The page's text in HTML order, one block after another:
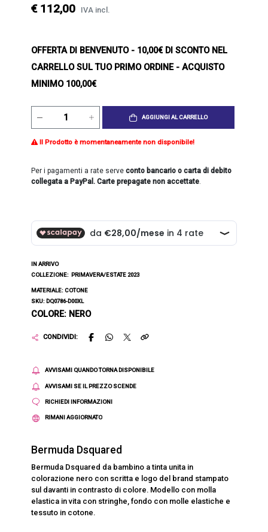
€ 112,00 IVA incl.
OFFERTA DI BENVENUTO- 10,00€ DI SCONTO NEL
CARRELLO SUL TUO PRIMO ORDINE - ACQUISTO
MINIMO 100,00€
AGGIUNGI AL CARRELLO
Il Prodotto è momentaneamente non disponibile!
Per i pagamenti a rate serveconto bancario o carta di debito
collegata a PayPal. Carte prepagate non accettate.
IN ARRIVO
COLLEZIONE: PRIMAVERA/ESTATE 2023
MATERIALE: COTONE
SKU: DQ0786-D00XL
COLORE: NERO
CONDIVIDI:
AVVISAMI QUANDO TORNA DISPONIBILE
AVVISAMI SE IL PREZZO SCENDE
RICHIEDI INFORMAZIONI
RIMANI AGGIORNATO
Bermuda Dsquared
Bermuda Dsquared da bambino a tinta unita in
colorazione nero con scritta e logo del brand stampato
sul davanti in contrasto di colore. Modello con molla
elastica in vita con stringhe, fondo con molle elastiche e
tessuto in cotone.